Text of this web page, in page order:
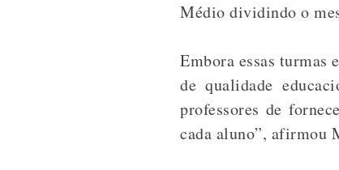
Médio dividindo o
Embora essas turmas
de qualidade
professores de
cada aluno”, afirmou